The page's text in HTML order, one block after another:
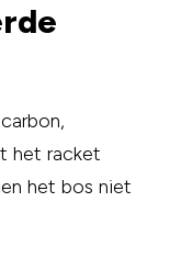
het racket
het bos niet